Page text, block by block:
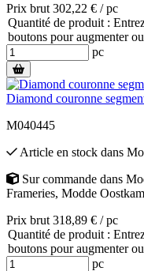
Prix brut 302,22 € / pc
Quantité de produit :
boutons pour augmenter
pc
Diamond couronne
M040445
Article en stock dans
Sur commande dans
Frameries, Modde
Prix brut 318,89 € / pc
Quantité de produit :
boutons pour augmenter
pc